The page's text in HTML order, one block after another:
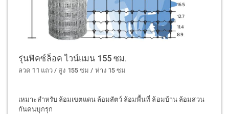
รุ่นฟิคซ์ล็อค ไวน์แมน 155 ซม.
ลวด 11 แถว / สูง 155 ซม / ห่าง 15 ซม
เหมาะสำหรับ ล้อมเขตแดน ล้อมสัตว์ ล้อมพื้นที่ ล้อมบ้าน ล้อมสวน
กันคนบุกรุก